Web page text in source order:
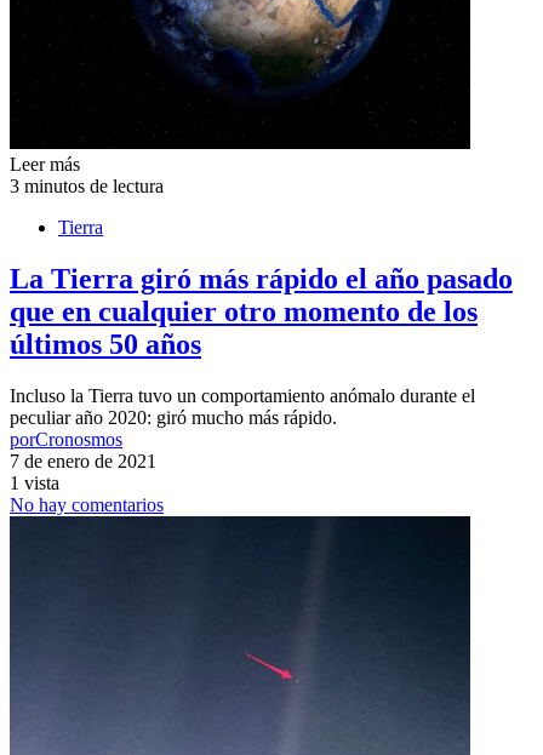
Leer más
3 minutos de lectura
Tierra
La Tierra giró más rápido el año pasado
que en cualquier otro momento de los
últimos 50 años
Incluso la Tierra tuvo un comportamiento anómalo durante el
peculiar año 2020: giró mucho más rápido.
porCronosmos
7 de enero de 2021
1 vista
No hay comentarios